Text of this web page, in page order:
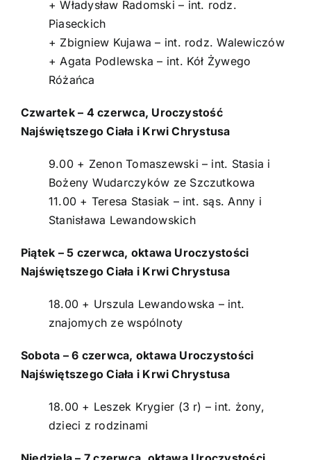
+ Władysław Radomski – int. rodz.
Piaseckich
+ Zbigniew Kujawa – int. rodz. Walewiczów
+ Agata Podlewska – int. Kół Żywego
Różańca
Czwartek – 4 czerwca, Uroczystość
Najświętszego Ciała i Krwi Chrystusa
9.00 + Zenon Tomaszewski – int. Stasia i
Bożeny Wudarczyków ze Szczutkowa
11.00 + Teresa Stasiak – int. sąs. Anny i
Stanisława Lewandowskich
Piątek – 5 czerwca, oktawa Uroczystości
Najświętszego Ciała i Krwi Chrystusa
18.00 + Urszula Lewandowska – int.
znajomych ze wspólnoty
Sobota – 6 czerwca, oktawa Uroczystości
Najświętszego Ciała i Krwi Chrystusa
18.00 + Leszek Krygier (3 r) – int. żony,
dzieci z rodzinami